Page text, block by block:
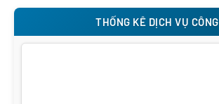
THỐNG KÊ DỊCH VỤ CÔNG